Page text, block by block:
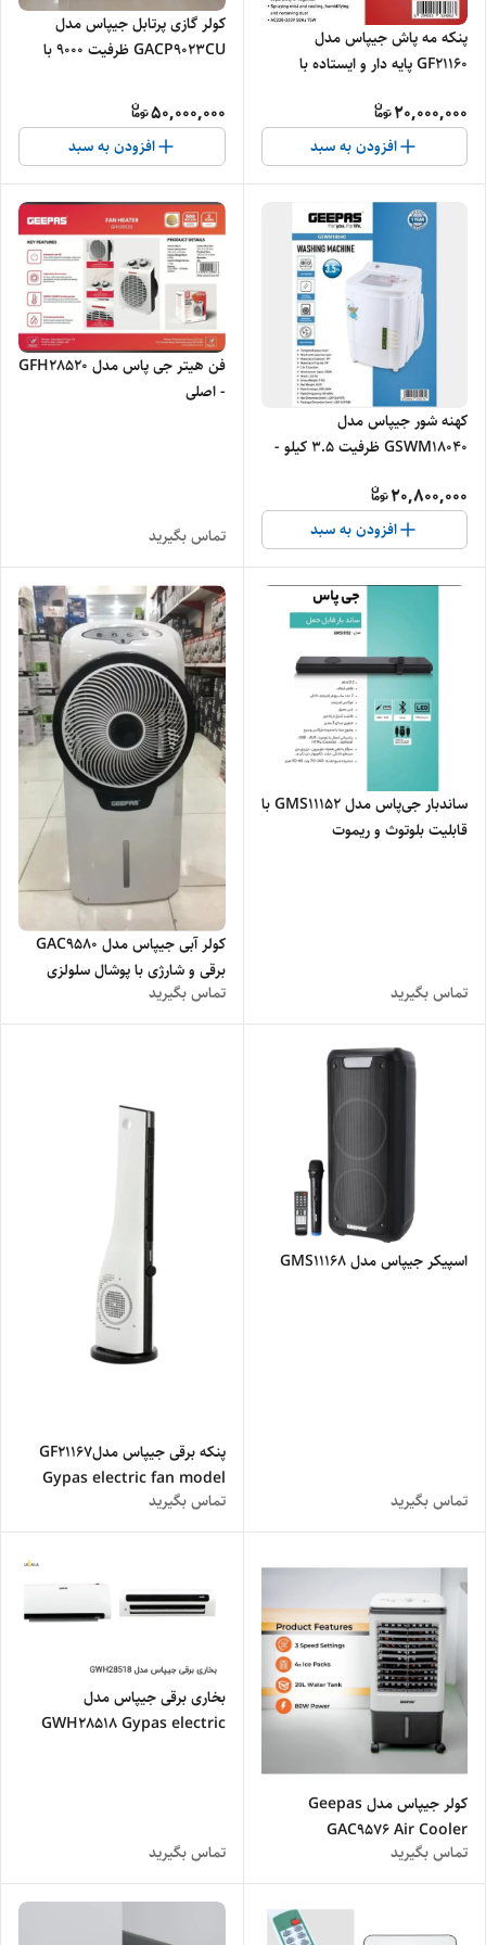
پنکه مه پاش جیپاس مدل
GF21160 پایه دار و ایستاده با
20,000,000
افزودن به سبد
کولر گازی پرتابل جیپاس مدل
GACP9023CU ظرفیت ۹۰۰۰ با
50,000,000
افزودن به سبد
کهنه شور جیپاس مدل
GSWM18040 ظرفیت ۳.۵ کیلو -
20,800,000
افزودن به سبد
فن هیتر جی پاس مدل GFH28520
- اصلی
تماس بگیرید
ساندبار جی‌پاس مدل GMS11152 با
قابلیت بلوتوث و ریموت
تماس بگیرید
کولر آبی جیپاس مدل GAC9580
برقی و شارژی با پوشال سلولزی
تماس بگیرید
اسپیکر جیپاس مدل GMS11168
تماس بگیرید
پنکه برقی جیپاس مدلGF21167
Gypas electric fan model
GF21167
تماس بگیرید
کولر جیپاس مدل Geepas
GAC9576 Air Cooler
تماس بگیرید
بخاری برقی جیپاس مدل
GWH28518 Gypas electric
تماس بگیرید